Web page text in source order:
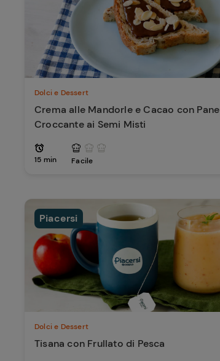
Dolci e Dessert
Crema alle Mandorle e Cacao con Pane
Croccante ai Semi Misti
15 min Facile
Piacersi
Dolci e Dessert
Tisana con Frullato di Pesca